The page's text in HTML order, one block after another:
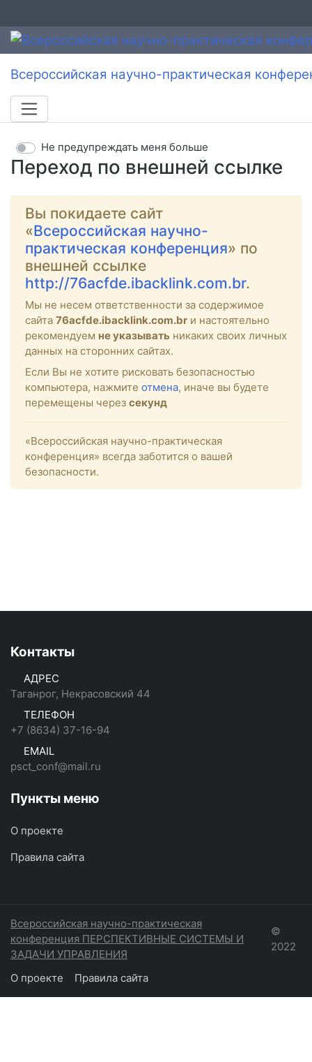
Всероссийская научно-практическая
Переход по внешней ссылке
Не предупреждать меня больше
Вы покидаете сайт
«Всероссийская научно-
практическая конференция» по
внешней ссылке
http://76acfde.ibacklink.com.br.
Мы не несем ответственности за содержимое
сайта 76acfde.ibacklink.com.br и настоятельно
рекомендуем не указывать никаких своих личных
данных на сторонних сайтах.
Если Вы не хотите рисковать безопасностью
компьютера, нажмите отмена, иначе вы будете
перемещены через секунд
«Всероссийская научно-практическая
конференция» всегда заботится о вашей
безопасности.
Контакты
АДРЕС
Таганрог, Некрасовский 44
ТЕЛЕФОН
+7 (8634) 37-16-94
EMAIL
psct_conf@mail.ru
Пункты меню
О проекте
Правила сайта
Всероссийская научно-практическая
конференция ПЕРСПЕКТИВНЫЕ СИСТЕМЫ И
ЗАДАЧИ УПРАВЛЕНИЯ
©
2022
О проекте Правила сайта